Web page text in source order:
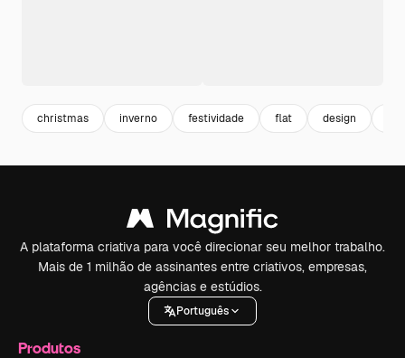
christmas inverno festividade flat design
A plataforma criativa para você direcionar seu melhor trabalho.
Mais de 1 milhão de assinantes entre criativos, empresas,
agências e estúdios.
Português
Produtos